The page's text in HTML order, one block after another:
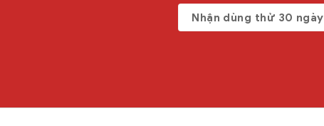
Nhận dùng thử 30 ngày